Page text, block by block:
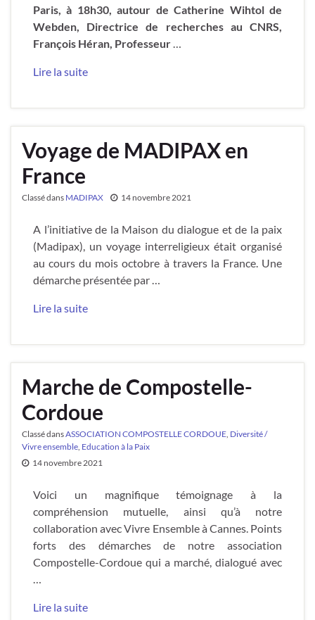
Paris, à 18h30, autour de Catherine Wihtol de
Webden, Directrice de recherches au CNRS,
François Héran, Professeur
Lire la suite
Voyage de MADIPAX en
France
Classé dans MADIPAX 14 novembre 2021
A l’initiative de la Maison du dialogue et de la paix
(Madipax), un voyage interreligieux était organisé
au cours du mois octobre à travers la France. Une
démarche présentée par …
Lire la suite
Marche de Compostelle-
Cordoue
Classé dansASSOCIATION COMPOSTELLE CORDOUE Diversité /
Vivre ensemble Education à la Paix
14 novembre 2021
Voici un magnifique témoignage à la
compréhension mutuelle, ainsi qu’à notre
collaboration avec Vivre Ensemble à Cannes. Points
forts des démarches de notre association
Compostelle-Cordoue qui a marché, dialogué avec
Lire la suite